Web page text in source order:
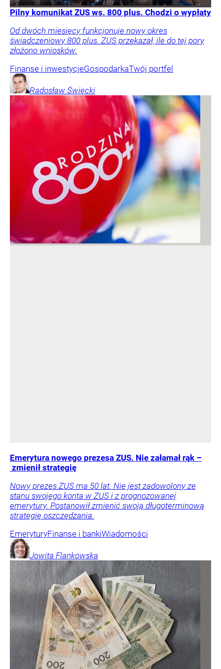
Pilny komunikat ZUS ws. 800 plus. Chodzi o wypłaty
Od dwóch miesięcy funkcjonuje nowy okres
świadczeniowy 800 plus. ZUS przekazał, ile do tej pory
złożono wniosków.
Finanse i inwestycjeGospodarkaTwój portfel
Radosław Święcki
Emerytura nowego prezesa ZUS. Nie załamał rąk –
zmienił strategię
Nowy prezes ZUS ma 50 lat. Nie jest zadowolony ze
stanu swojego konta w ZUS i z prognozowanej
emerytury. Postanowił zmienić swoją długoterminową
strategię oszczędzania.
EmeryturyFinanse i bankiWiadomości
Jowita Flankowska